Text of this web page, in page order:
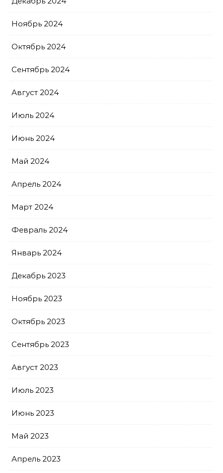
Ноябрь 2024
Октябрь 2024
Сентябрь 2024
Август 2024
Июль 2024
Июнь 2024
Май 2024
Апрель 2024
Март 2024
Февраль 2024
Январь 2024
Декабрь 2023
Ноябрь 2023
Октябрь 2023
Сентябрь 2023
Август 2023
Июль 2023
Июнь 2023
Май 2023
Апрель 2023